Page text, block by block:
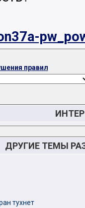
правил
ДРУГИЕ ТЕМЫ
тухнет